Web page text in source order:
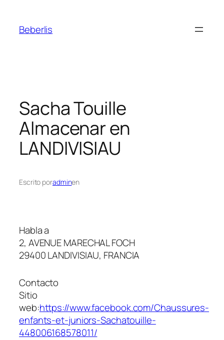
Beberlis
Sacha Touille
Almacenar en
LANDIVISIAU
Escrito poradminen
Habla a
2, AVENUE MARECHAL FOCH
29400 LANDIVISIAU, FRANCIA
Contacto
Sitio
web:https://www.facebook.com/Chaussures-
enfants-et-juniors-Sachatouille-
448006168578011/